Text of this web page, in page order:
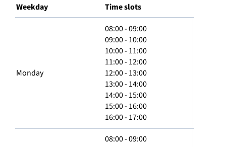
Weekday Time slots
Monday
08:00 - 09:00
09:00 - 10:00
10:00 - 11:00
11:00 - 12:00
12:00 - 13:00
13:00 - 14:00
14:00 - 15:00
15:00 - 16:00
16:00 - 17:00
08:00 - 09:00